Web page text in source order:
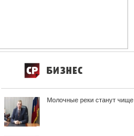
Молочные реки станут чище